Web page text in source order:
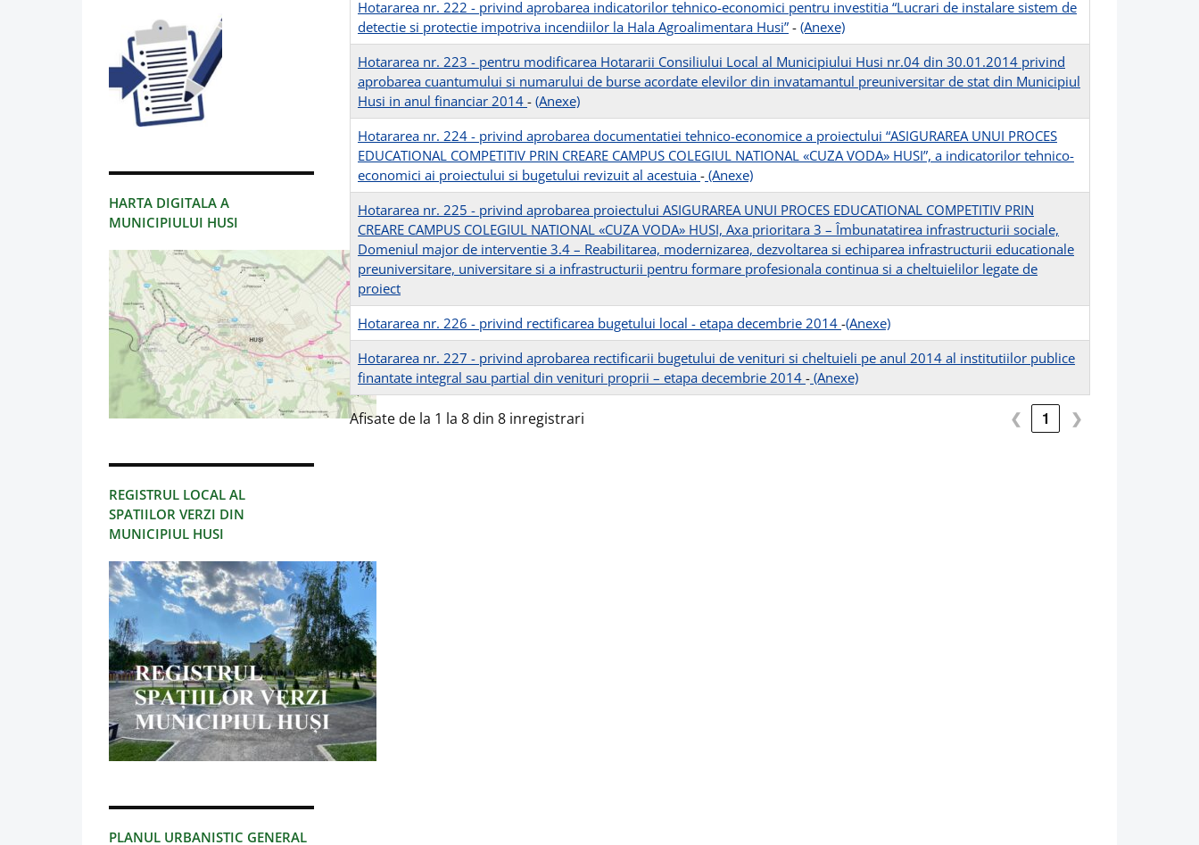
HARTA DIGITALA A
MUNICIPIULUI HUSI
REGISTRUL LOCAL AL
SPATIILOR VERZI DIN
MUNICIPIUL HUSI
PLANUL URBANISTIC GENERAL
Hotararea nr. 222 - privind aprobarea indicatorilor tehnico-economici pentru investitia “Lucrari de instalare sistem de
detectie si protectie impotriva incendiilor la Hala Agroalimentara Husi” - (Anexe)
Hotararea nr. 223 - pentru modificarea Hotararii Consiliului Local al Municipiului Husi nr.04 din 30.01.2014 privind
aprobarea cuantumului si numarului de burse acordate elevilor din invatamantul preuniversitar de stat din Municipiul
Husi in anul financiar 2014 - (Anexe)
Hotararea nr. 224 - privind aprobarea documentatiei tehnico-economice a proiectului “ASIGURAREA UNUI PROCES
EDUCATIONAL COMPETITIV PRIN CREARE CAMPUS COLEGIUL NATIONAL «CUZA VODA» HUSI”, a indicatorilor tehnico-
economici ai proiectului si bugetului revizuit al acestuia - (Anexe)
Hotararea nr. 225 - privind aprobarea proiectului ASIGURAREA UNUI PROCES EDUCATIONAL COMPETITIV PRIN
CREARE CAMPUS COLEGIUL NATIONAL «CUZA VODA» HUSI, Axa prioritara 3 – Îmbunatatirea infrastructurii sociale,
Domeniul major de interventie 3.4 – Reabilitarea, modernizarea, dezvoltarea si echiparea infrastructurii educationale
preuniversitare, universitare si a infrastructurii pentru formare profesionala continua si a cheltuielilor legate de
proiect
Hotararea nr. 226 - privind rectificarea bugetului local - etapa decembrie 2014 -(Anexe)
Hotararea nr. 227 - privind aprobarea rectificarii bugetului de venituri si cheltuieli pe anul 2014 al institutiilor publice
finantate integral sau partial din venituri proprii – etapa decembrie 2014 - (Anexe)
Afisate de la 1 la 8 din 8 inregistrari ❮ 1 ❯